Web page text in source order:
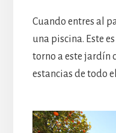
Cuando entres al
una piscina. Este es
torno a este jardín
estancias de todo